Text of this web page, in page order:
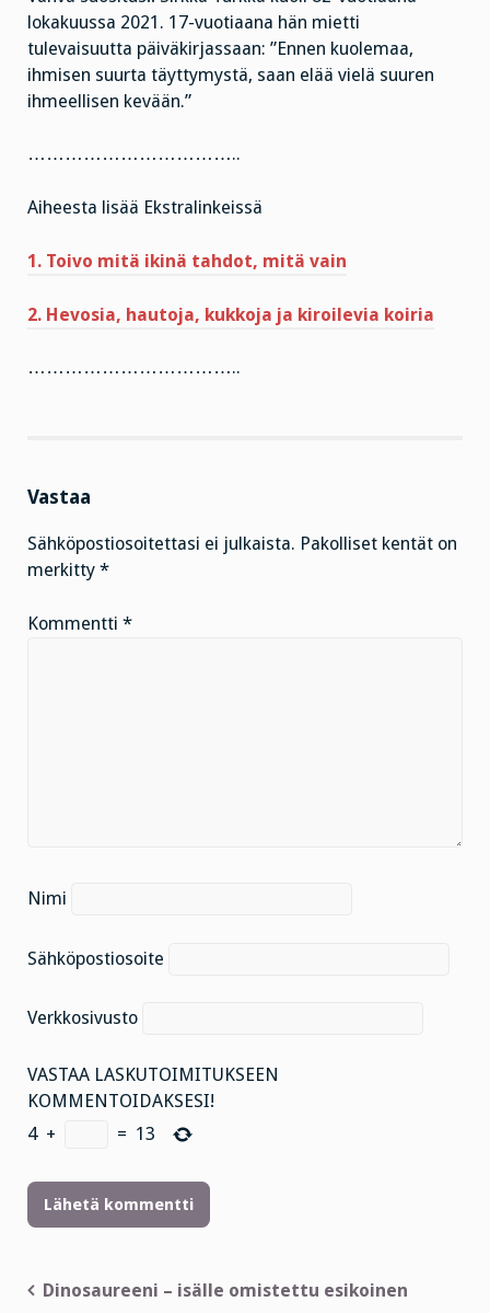
lokakuussa 2021. 17-vuotiaana hän mietti
tulevaisuutta päiväkirjassaan: ”Ennen kuolemaa,
ihmisen suurta täyttymystä, saan elää vielä suuren
ihmeellisen kevään.”
……………………………..
Aiheesta lisää Ekstralinkeissä
1. Toivo mitä ikinä tahdot, mitä vain
2. Hevosia, hautoja, kukkoja ja kiroilevia koiria
……………………………..
Vastaa
Sähköpostiosoitettasi ei julkaista. Pakolliset kentät on
merkitty *
Kommentti *
Nimi
Sähköpostiosoite
Verkkosivusto
VASTAA LASKUTOIMITUKSEEN
KOMMENTOIDAKSESI!
4 + = 13
Artikkelien
Dinosaureeni – isälle omistettu esikoinen